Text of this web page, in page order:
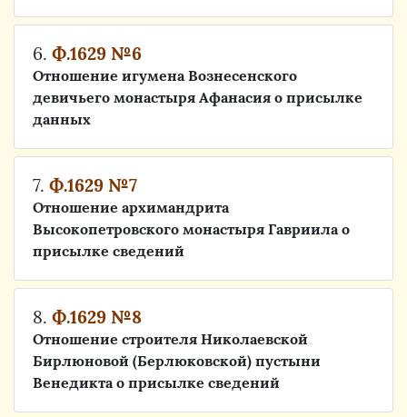
6. Ф.1629 №6
Отношение игумена Вознесенского
девичьего монастыря Афанасия о присылке
данных
7. Ф.1629 №7
Отношение архимандрита
Высокопетровского монастыря Гавриила о
присылке сведений
8. Ф.1629 №8
Отношение строителя Николаевской
Бирлюновой (Берлюковской) пустыни
Венедикта о присылке сведений